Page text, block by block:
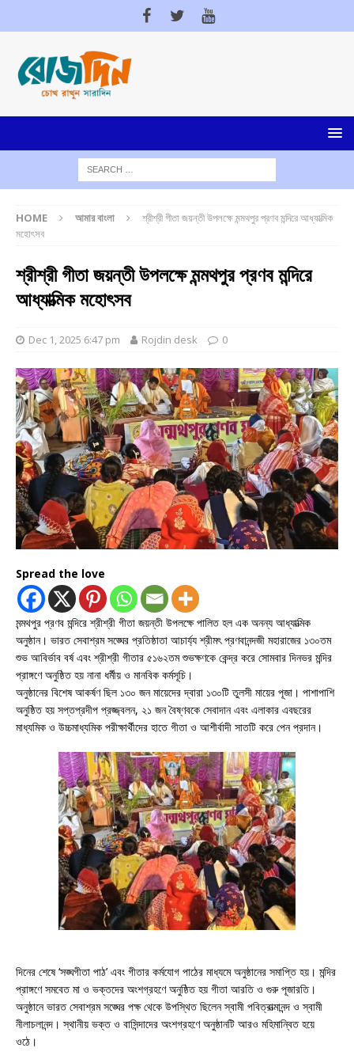
HOME আমার বাংলা
শ্রীশ্রী গীতা জয়ন্তী উপলক্ষে মন্মথপুর প্রণব মন্দিরে আধ্যাত্মিক
মহোৎসব
শ্রীশ্রী গীতা জয়ন্তী উপলক্ষে মন্মথপুর প্রণব মন্দিরে
আধ্যাত্মিক মহোৎসব
Dec 1, 2025 6:47 pm Rojdin desk 0
Spread the love
মন্মথপুর প্রণব মন্দিরে শ্রীশ্রী গীতা জয়ন্তী উপলক্ষে পালিত হল এক অনন্য আধ্যাত্মিক
অনুষ্ঠান। ভারত সেবাশ্রম সঙ্ঘের প্রতিষ্ঠাতা আচার্য্য শ্রীমৎ প্রণবানন্দজী মহারাজের ১৩০তম
শুভ আবির্ভাব বর্ষ এবং শ্রীশ্রী গীতার ৫১৬২তম শুভক্ষণকে কেন্দ্র করে সোমবার দিনভর মন্দির
প্রাঙ্গণে অনুষ্ঠিত হয় নানা ধর্মীয় ও মানবিক কর্মসূচি।
অনুষ্ঠানের বিশেষ আকর্ষণ ছিল ১৩০ জন মায়েদের দ্বারা ১৩০টি তুলসী মায়ের পূজা। পাশাপাশি
অনুষ্ঠিত হয় সপ্তপ্রদীপ প্রজ্জ্বলন, ২১ জন বৈষ্ণবকে সেবাদান এবং এলাকার এবছরের
মাধ্যমিক ও উচ্চমাধ্যমিক পরীক্ষার্থীদের হাতে গীতা ও আশীর্বাদী সাতটি করে পেন প্রদান।
দিনের শেষে ‘সঙ্ঘগীতা পাঠ’ এবং গীতার কর্মযোগ পাঠের মাধ্যমে অনুষ্ঠানের সমাপ্তি হয়। মন্দির
প্রাঙ্গণে সমবেত মা ও ভক্তদের অংশগ্রহণে অনুষ্ঠিত হয় গীতা আরতি ও গুরু পূজারতি।
অনুষ্ঠানে ভারত সেবাশ্রম সঙ্ঘের পক্ষ থেকে উপস্থিত ছিলেন স্বামী পবিত্রাত্মানন্দ ও স্বামী
নীলাচলানন্দ। স্থানীয় ভক্ত ও বাসিন্দাদের অংশগ্রহণে অনুষ্ঠানটি আরও মহিমান্বিত হয়ে
ওঠে।